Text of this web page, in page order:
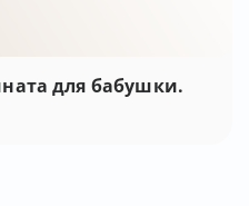
для бабушки.